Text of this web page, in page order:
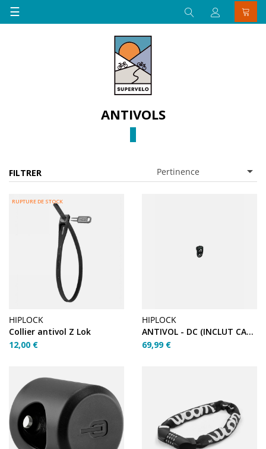
Basculer
la
☰
ANTIVOLS
FILTRER Pertinence 
RUPTURE DE STOCK
HIPLOCK
Collier antivol Z Lok
12,00 €
HIPLOCK
ANTIVOL - DC (INCLUT CABLE 1M)
69,99 €